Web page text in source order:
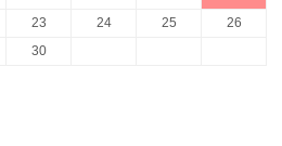
23 24 25
26
30